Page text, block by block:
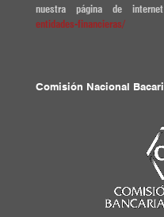
nuestra página de
entidades-financieras/
Comisión Nacional